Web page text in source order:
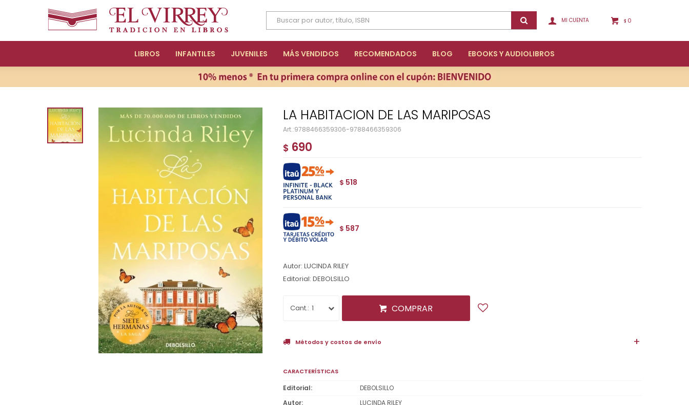
LIBROS INFANTILES JUVENILES MÁS VENDIDOS RECOMENDADOS BLOG EBOOKS Y AUDIOLIBROS
$ 0
LA HABITACION DE LAS MARIPOSAS
9788466359306-9788466359306
$ 690
$ 518
$ 587
Autor: LUCINDA RILEY
Editorial: DEBOLSILLO
1 COMPRAR
Métodos y costos de envío
CARACTERÍSTICAS
Editorial
DEBOLSILLO
Autor
LUCINDA RILEY